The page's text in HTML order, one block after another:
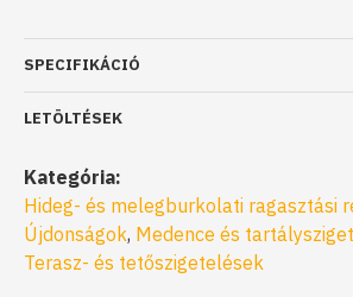
SPECIFIKÁCIÓ
LETÖLTÉSEK
Kategória:
Hideg- és melegburkolati ragasztási
Újdonságok, Medence és
Terasz- és tetőszigetelések